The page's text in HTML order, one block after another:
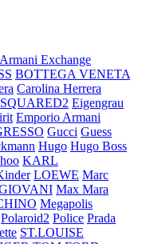
Armani Exchange
BOTTEGA VENETA
Carolina Herrera
Eigengrau
Emporio Armani
Gucci Guess
Hugo Hugo Boss
KARL
LOEWE Marc
Max Mara
Megapolis
Polaroid2 Police Prada
ST.LOUISE